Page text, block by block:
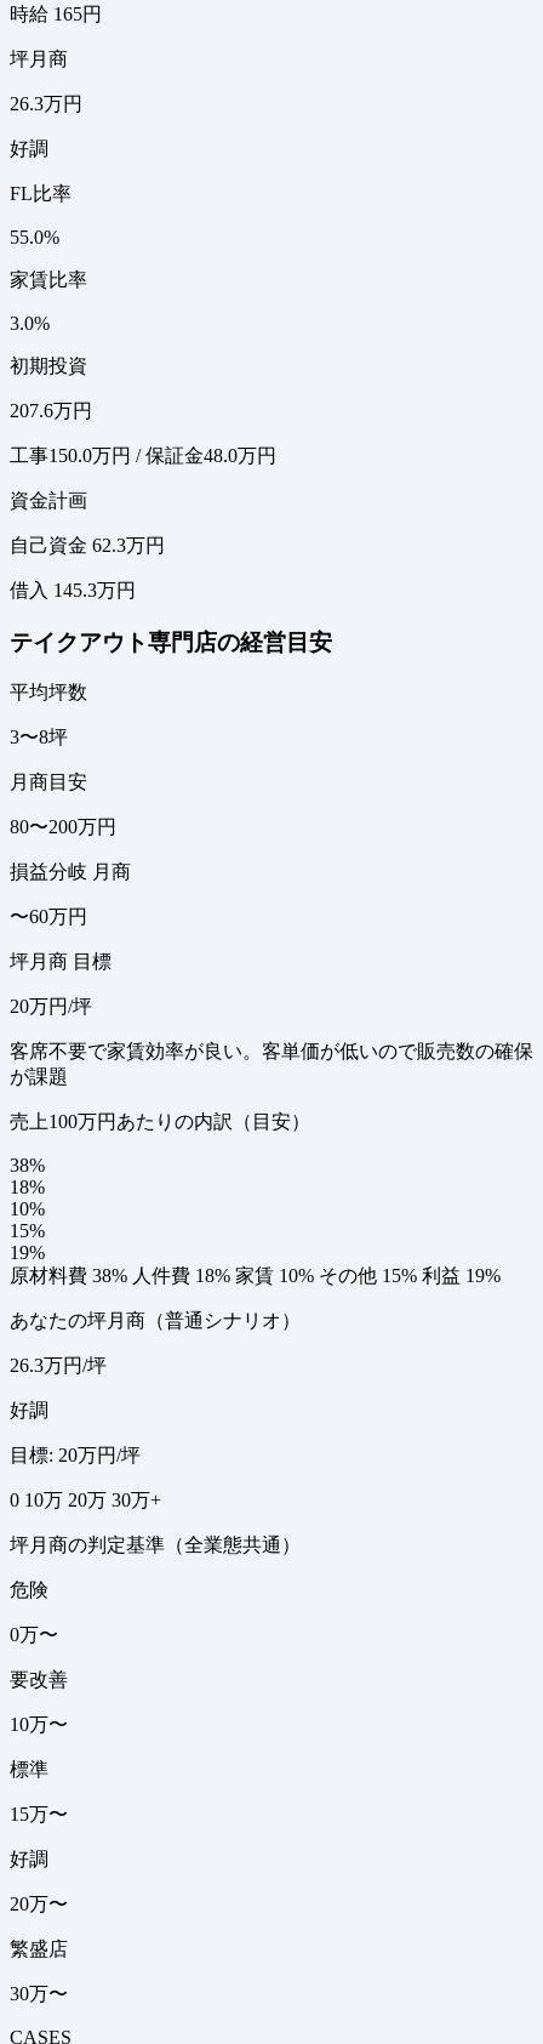
時給 165円
坪月商
26.3万円
好調
FL比率
55.0%
家賃比率
3.0%
初期投資
207.6万円
工事150.0万円 / 保証金48.0万円
資金計画
自己資金 62.3万円
借入 145.3万円
テイクアウト専門店の経営目安
平均坪数
3〜8坪
月商目安
80〜200万円
損益分岐 月商
〜60万円
坪月商 目標
20万円/坪
客席不要で家賃効率が良い。客単価が低いので販売数の確保
が課題
売上100万円あたりの内訳（目安）
38%
18%
10%
15%
19%
原材料費 38% 人件費 18% 家賃 10% その他 15% 利益 19%
あなたの坪月商（普通シナリオ）
26.3万円/坪
好調
目標: 20万円/坪
0 10万 20万 30万+
坪月商の判定基準（全業態共通）
危険
0万〜
要改善
10万〜
標準
15万〜
好調
20万〜
繁盛店
30万〜
CASES